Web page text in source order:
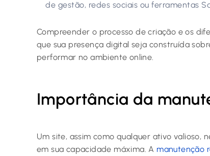
de gestão, redes sociais ou ferramentas
Compreender o processo de criação e os
que sua presença digital seja construída
performar no ambiente online.
Importância da
Um site, assim como qualquer ativo valioso,
em sua capacidade máxima. A manutenção